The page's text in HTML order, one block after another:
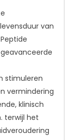
van
stimuleren
vermindering
klinisch
terwijl het